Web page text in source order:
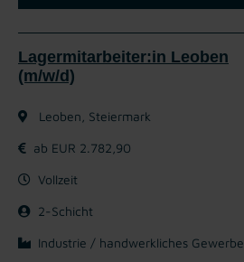
Lagermitarbeiter:in Leoben
(m/w/d)
Leoben, Steiermark
ab EUR 2.782,90
Vollzeit
2-Schicht
Industrie / handwerkliches Gewerbe